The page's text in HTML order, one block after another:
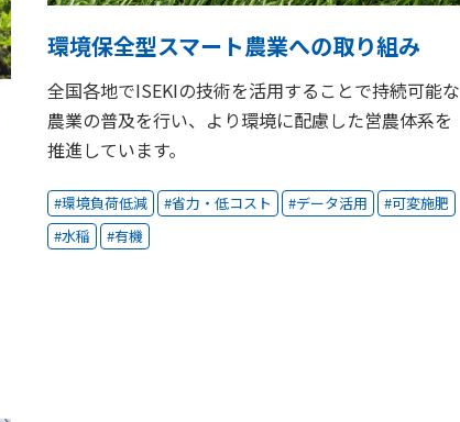
環境保全型スマート農業への取り組み
全国各地でISEKIの技術を活用することで持続可能な
農業の普及を行い、より環境に配慮した営農体系を
推進しています。
環境負荷低減 省力・低コスト データ活用
可変施肥
水稲
有機